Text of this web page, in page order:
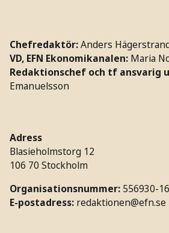
Chefredaktör:Anders
VD, EFN Ekonomikanalen: Maria
Redaktionschef och tf ansvarig
Emanuelsson
Adress
Blasieholmstorg 12
106 70 Stockholm
Organisationsnummer: 556930-
E-postadress: redaktionen@efn.se